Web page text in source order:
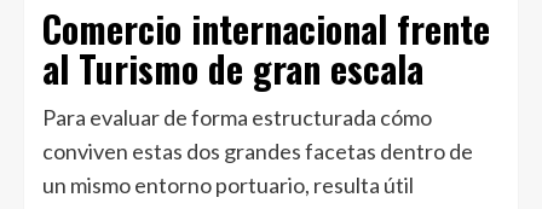
Comercio internacional frente
al Turismo de gran escala
Para evaluar de forma estructurada cómo
conviven estas dos grandes facetas dentro de
un mismo entorno portuario, resulta útil